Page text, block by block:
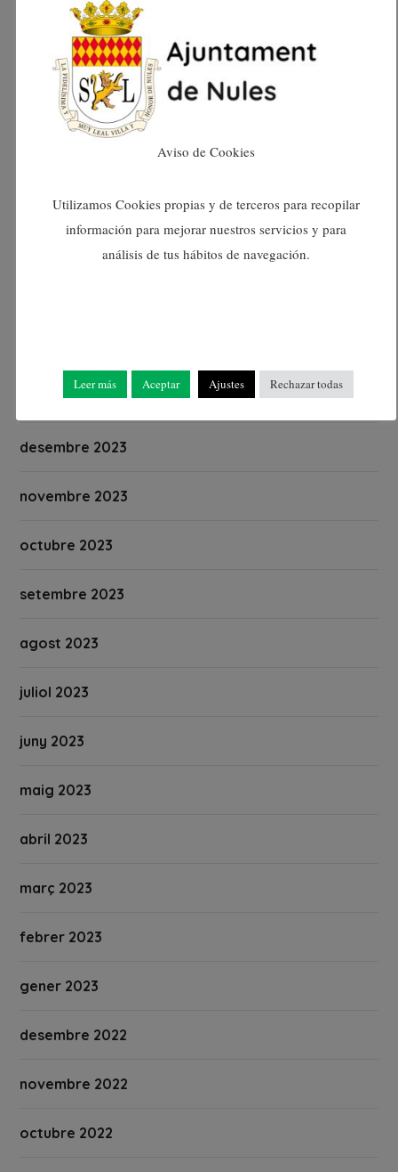
setembre 2024
agost 2024
juliol 2024
maig 2024
gener 2024
desembre 2023
novembre 2023
octubre 2023
setembre 2023
agost 2023
juliol 2023
juny 2023
maig 2023
abril 2023
març 2023
febrer 2023
gener 2023
desembre 2022
novembre 2022
octubre 2022
Aviso de Cookies
Utilizamos Cookies propias y de terceros para recopilar
información para mejorar nuestros servicios y para
análisis de tus hábitos de navegación.
Leer más Aceptar Ajustes Rechazar todas